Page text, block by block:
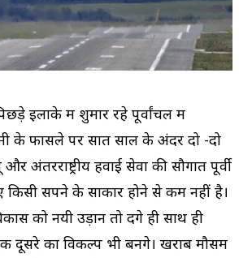
इलाके में शुमार रहे पूर्वांचल में
के फासले पर सात साल के अंदर दो -दो
अंतरराष्ट्रीय हवाई सेवा की सौगात पूर्वी
किसी सपने के साकार होने से कम नहीं है।
को नयी उड़ान तो देंगे ही साथ ही
दूसरे का विकल्प भी बनेंगे। खराब मौसम